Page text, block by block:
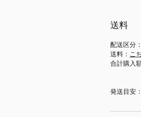
送料
配送区分
送料： こ
合計購入
発送目安